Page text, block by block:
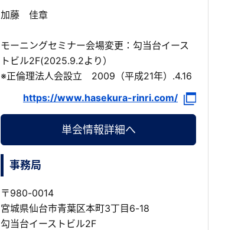
加藤 佳章
モーニングセミナー会場変更：勾当台イース
トビル2F(2025.9.2より）
※正倫理法人会設立 2009（平成21年）.4.16
https://www.hasekura-rinri.com/
単会情報詳細へ
事務局
〒980-0014
宮城県仙台市青葉区本町3丁目6-18
勾当台イーストビル2F